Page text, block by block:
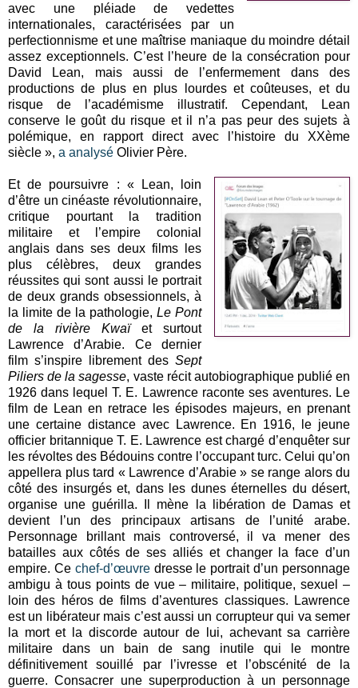
avec une pléiade de vedettes
internationales, caractérisées par un
perfectionnisme et une maîtrise maniaque du moindre détail
assez exceptionnels. C’est l’heure de la consécration pour
David Lean, mais aussi de l’enfermement dans des
productions de plus en plus lourdes et coûteuses, et du
risque de l’académisme illustratif. Cependant, Lean
conserve le goût du risque et il n’a pas peur des sujets à
polémique, en rapport direct avec l’histoire du XXème
siècle », a analysé Olivier Père.
Et de poursuivre : « Lean, loin
d’être un cinéaste révolutionnaire,
critique pourtant la tradition
militaire et l’empire colonial
anglais dans ses deux films les
plus célèbres, deux grandes
réussites qui sont aussi le portrait
de deux grands obsessionnels, à
la limite de la pathologie,Le Pont
de la rivière Kwaïet surtout
Lawrence d’Arabie. Ce dernier
film s’inspire librement desSept
Piliers de la sagesse, vaste récit autobiographique publié en
1926 dans lequel T. E. Lawrence raconte ses aventures. Le
film de Lean en retrace les épisodes majeurs, en prenant
une certaine distance avec Lawrence. En 1916, le jeune
officier britannique T. E. Lawrence est chargé d’enquêter sur
les révoltes des Bédouins contre l’occupant turc. Celui qu’on
appellera plus tard « Lawrence d’Arabie » se range alors du
côté des insurgés et, dans les dunes éternelles du désert,
organise une guérilla. Il mène la libération de Damas et
devient l’un des principaux artisans de l’unité arabe.
Personnage brillant mais controversé, il va mener des
batailles aux côtés de ses alliés et changer la face d’un
empire. Ce chef-d’œuvredresse le portrait d’un personnage
ambigu à tous points de vue – militaire, politique, sexuel –
loin des héros de films d’aventures classiques. Lawrence
est un libérateur mais c’est aussi un corrupteur qui va semer
la mort et la discorde autour de lui, achevant sa carrière
militaire dans un bain de sang inutile qui le montre
définitivement souillé par l’ivresse et l’obscénité de la
guerre. Consacrer une superproduction à un personnage